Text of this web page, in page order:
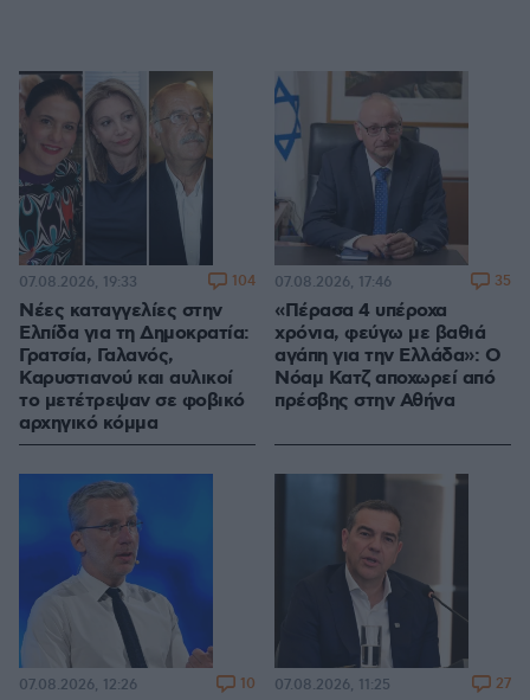
Νέες καταγγελίες στην
Ελπίδα για τη Δημοκρατία:
Γρατσία, Γαλανός,
Καρυστιανού και αυλικοί
το μετέτρεψαν σε φοβικό
αρχηγικό κόμμα
07.08.2026, 19:33 104
«Πέρασα 4 υπέροχα
χρόνια, φεύγω με βαθιά
αγάπη για την Ελλάδα»: Ο
Νόαμ Κατζ αποχωρεί από
πρέσβης στην Αθήνα
07.08.2026, 17:46 35
07.08.2026, 12:26 10 07.08.2026, 11:25 27